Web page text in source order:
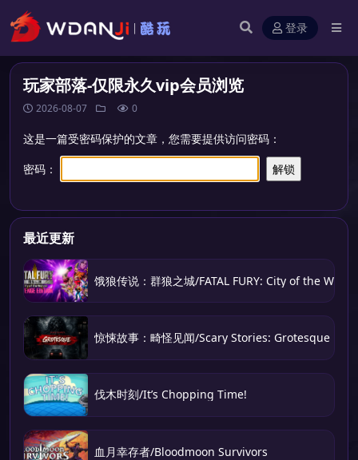
登录
玩家部落-仅限永久vip会员浏览
2026-08-07 0
这是一篇受密码保护的文章，您需要提供访问密码：
密码：
最近更新
饿狼传说：群狼之城/FATAL FURY: City of the
惊悚故事：畸怪见闻/Scary Stories: Grotesque
伐木时刻/It’s Chopping Time!
血月幸存者/Bloodmoon Survivors